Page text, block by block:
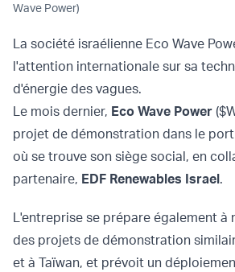
Wave Power)
La société israélienne Eco Wave
l'attention internationale sur sa
d'énergie des vagues.
Le mois dernier, Eco Wave Power
projet de démonstration dans le port
où se trouve son siège social, en
partenaire, EDF Renewables Israel.
L'entreprise se prépare également à
des projets de démonstration
et à Taïwan, et prévoit un